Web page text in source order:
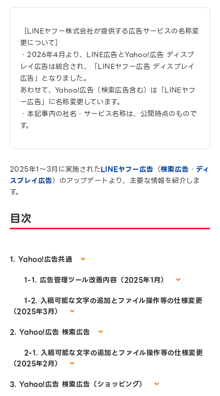
［LINEヤフー株式会社が提供する広告サービスの名称変
更について］
・2026年4月より、LINE広告とYahoo!広告 ディスプ
レイ広告は統合され、「LINEヤフー広告 ディスプレイ
広告」となりました。
あわせて、Yahoo!広告（検索広告含む）は「LINEヤフ
ー広告」に名称変更しています。
・本記事内の社名・サービス名称は、公開時点のもので
す。
2025年1～3月に実施されたLINEヤフー広告 （検索広告 ・ ディ
スプレイ広告）のアップデートより、主要な情報を紹介しま
す。
目次
1. Yahoo!広告共通
1-1. 広告管理ツール改善内容（2025年1月）
1-2. 入稿可能な文字の追加とファイル操作等の仕様変更
（2025年3月）
2. Yahoo!広告 検索広告
2-1. 入稿可能な文字の追加とファイル操作等の仕様変更
（2025年2月）
3. Yahoo!広告 検索広告（ショッピング）